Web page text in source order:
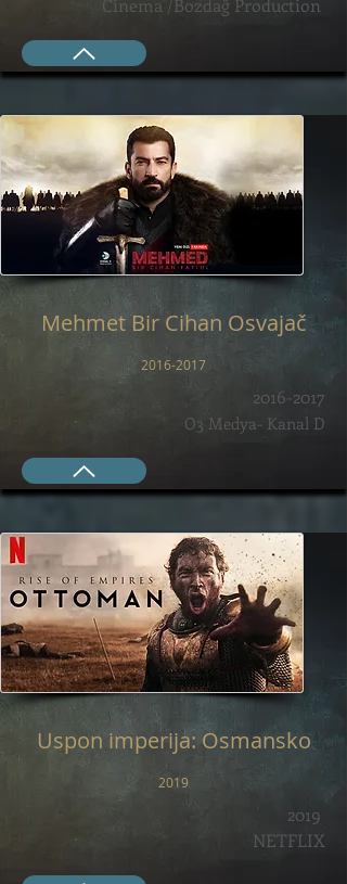
Cinema /Bozdağ Production
Mehmet Bir Cihan Osvajač
2016-2017
2016-2017
O3 Medya- Kanal D
Uspon imperija: Osmansko
2019
2019
NETFLIX